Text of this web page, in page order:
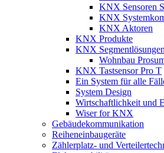
KNX Sensoren
KNX
KNX Aktoren
KNX Produkte
KNX Segmentlösungen
Wohnbau
KNX Tastsensor Pro T
Ein System für alle
System Design
Wirtschaftlichkeit und
Wiser for KNX
Gebäudekommunikation
Reiheneinbaugeräte
Zählerplatz- und